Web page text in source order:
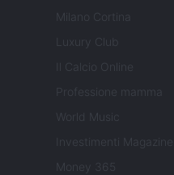
Milano Cortina
Luxury Club
Il Calcio Online
Professione mamma
World Music
Investimenti Magazine
Money 365